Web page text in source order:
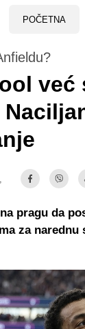
POČETNA
već
pragu da
za